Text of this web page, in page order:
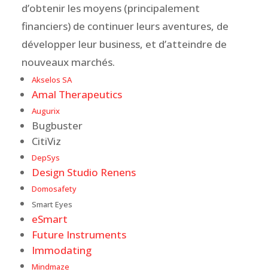
d’obtenir les moyens (principalement
financiers) de continuer leurs aventures, de
développer leur business, et d’atteindre de
nouveaux marchés.
Akselos SA
Amal Therapeutics
Augurix
Bugbuster
CitiViz
DepSys
Design Studio Renens
Domosafety
Smart Eyes
eSmart
Future Instruments
Immodating
Mindmaze